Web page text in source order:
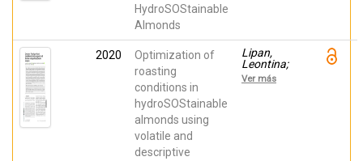
HydroSOStainable
Almonds
Mireia;
Vázquez-
Araújo,
Laura;
Moriana,
2020
Optimization of
roasting
conditions in
hydroSOStainable
almonds using
volatile and
descriptive
Lipan,
Leontina;
Cano-
Lamadrid,
Ver más